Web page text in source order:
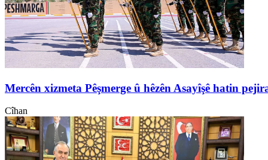
Mercên xizmeta Pêşmerge û hêzên Asayîşê hatin
Cîhan